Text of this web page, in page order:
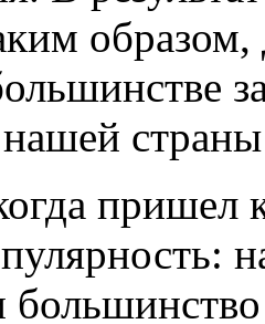
образом,
пришел